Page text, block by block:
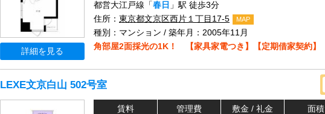
詳細を見る
都営大江戸線「 春日 」駅 徒歩3分
住所： 東京都文京区西片１丁目17-5 MAP
種別：マンション / 築年月：2005年11月
角部屋2面採光の1K！ 【家具家電つき】【定期借家契約】
LEXE文京白山 502号室
賃料 管理費 敷金 / 礼金 面積